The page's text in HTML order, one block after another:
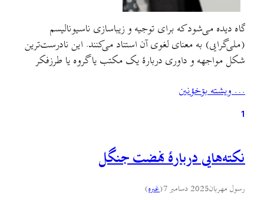
گاه دیده می‌شود که برای توجیه و زیباسازی ناسیونالیسم
(ملی‌گرایی) به معنای لغوی آن استناد می‌کنند. این نادرست‌ترین
شکل مواجهه و داوری دربارهٔ یک مکتب یا گروه یا طرزفکر
موضع‌گیری‌ها است و نه معانی لغوی و شعارهای ظاهرسازانه.
هیچ مکتب و مرام و دسته‌ای در دنیا…
… ويشته بۊخؤنين
1
نکته‌هایی دربارهٔ نهضت جنگل
رسول مهربان2025 دسامبر 7 (غىره)